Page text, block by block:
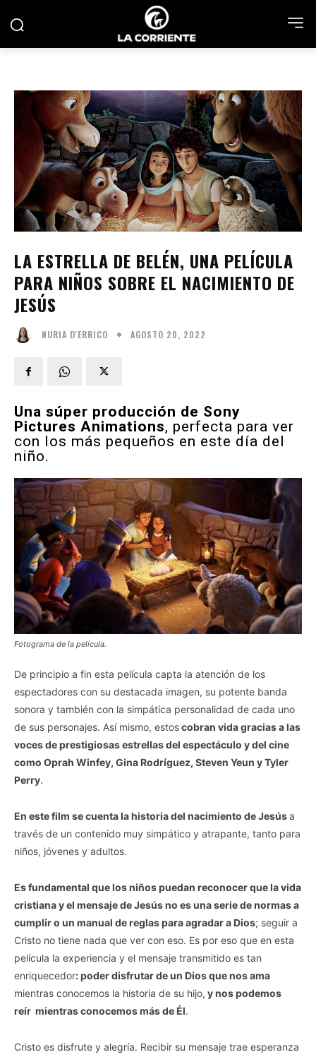
LA ESTRELLA DE BELÉN, UNA PELÍCULA
PARA NIÑOS SOBRE EL NACIMIENTO DE
JESÚS
NURIA D'ERRICO AGOSTO 20, 2022
Una súper producción de Sony
Pictures Animations, perfecta para ver
con los más pequeños en este día del
niño.
Fotograma de la película.
De principio a fin esta película capta la atención de los
espectadores con su destacada imagen, su potente banda
sonora y también con la simpática personalidad de cada uno
de sus personajes. Así mismo, estoscobran vida gracias a las
voces de prestigiosas estrellas del espectáculo y del cine
como Oprah Winfey, Gina Rodríguez, Steven Yeun y Tyler
Perry.
En este film se cuenta la historia del nacimiento de Jesúsa
través de un contenido muy simpático y atrapante, tanto para
niños, jóvenes y adultos.
Es fundamental que los niños puedan reconocer que la vida
cristiana y el mensaje de Jesús no es una serie de normas a
cumplir o un manual de reglas para agradar a Dios; seguir a
Cristo no tiene nada que ver con eso. Es por eso que en esta
película la experiencia y el mensaje transmitido es tan
enriquecedor: poder disfrutar de un Dios que nos ama
mientras conocemos la historia de su hijo, y nos podemos
reír mientras conocemos más de Él.
Cristo es disfrute y alegría. Recibir su mensaje trae esperanza